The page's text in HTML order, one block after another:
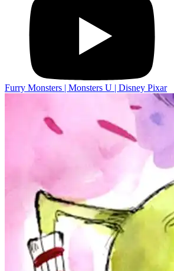
Furry Monsters | Monsters U | Disney Pixar